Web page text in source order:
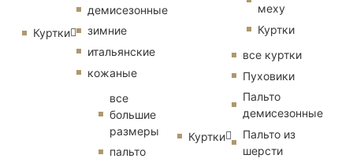
Куртки
демисезонные
зимние
итальянские
кожаные
все
большие
размеры
пальто
меху
Куртки
Куртки
все куртки
Пуховики
Пальто
демисезонные
Пальто из
шерсти